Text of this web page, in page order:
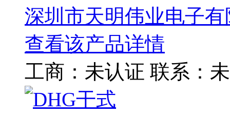
深圳市天明伟业电子
查看该产品详情
工商： 未认证 联系：